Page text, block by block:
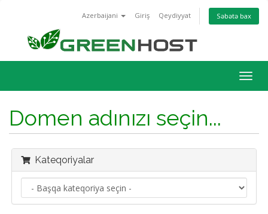
Azerbaijani Giriş Qeydiyyat Səbətə bax
keçid
Domen adınızı seçin...
Kateqoriyalar